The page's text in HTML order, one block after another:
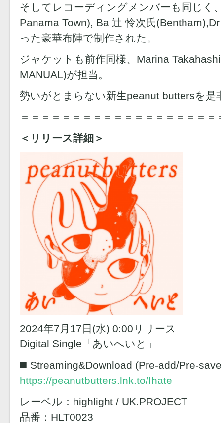
そしてレコーディングメンバーも同じく
Panama Town), Ba 辻 怜次氏
った豪華布陣で制作された。
ジャケットも前作同様、Marina
MANUAL)が担当。
勢いがとまらない新生peanut buttersを
＝＝＝＝＝＝＝＝＝＝＝＝＝＝＝＝＝＝＝
＜リリース詳細＞
2024年7月17日(水) 0:00リリース
Digital Single「あいへいと」
◼️ Streaming&Download (Pre-add/Pre-
https://peanutbutters.lnk.to/Ihate
レーベル：highlight / UK.PROJECT
品番：HLT0023